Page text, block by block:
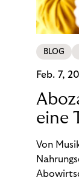
BLOG
Feb. 7,
eine
Von